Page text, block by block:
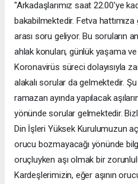
"Arkadaşlarımız saat 22.00'ye
bakabilmektedir. Fetva
arası soru geliyor. Bu soruların
ahlak konuları, günlük yaşama
Koronavirüs süreci dolayısıyla
alakalı sorular da gelmektedir.
ramazan ayında yapılacak
yönünde sorular gelmektedir.
Din İşleri Yüksek Kurulumuzun
orucu bozmayacağı yönünde
oruçluyken aşı olmak bir
Kardeşlerimizin, eğer aşının